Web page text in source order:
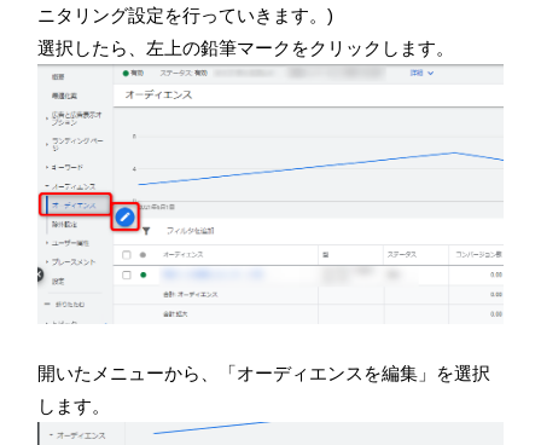
ニタリング設定を行っていきます。)
選択したら、左上の鉛筆マークをクリックします。
開いたメニューから、「オーディエンスを編集」を選択
します。